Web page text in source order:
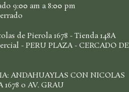
9:00 am a 8:00 pm
de Pierola 1678 - Tienda 148A
- PERU PLAZA - CERCADO DE
ANDAHUAYLAS CON NICOLAS
1678 o AV. GRAU